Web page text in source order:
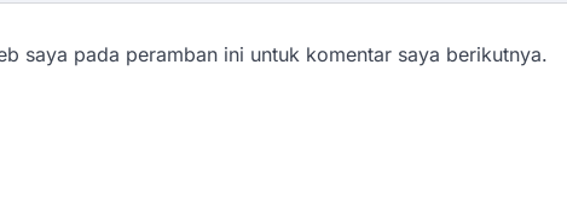
saya pada peramban ini untuk komentar saya berikutnya.